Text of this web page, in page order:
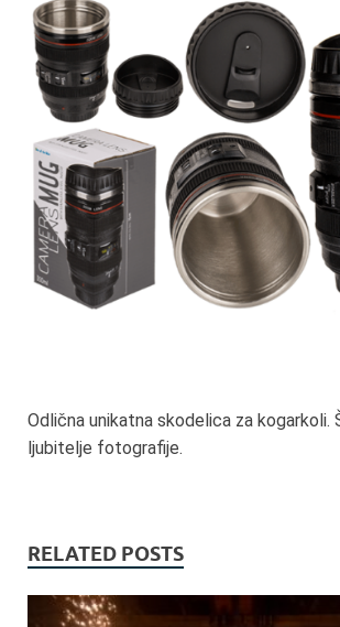
Odlična unikatna skodelica za kogarkoli.
ljubitelje fotografije.
RELATED POSTS